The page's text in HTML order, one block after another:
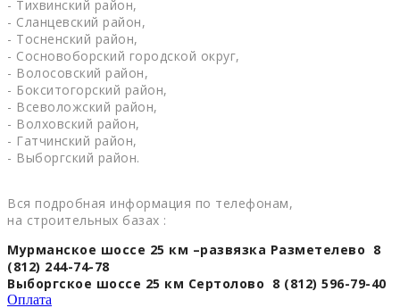
- Тихвинский район,
- Сланцевский район,
- Тосненский район,
- Сосновоборский городской округ,
- Волосовский район,
- Бокситогорский район,
- Всеволожский район,
- Волховский район,
- Гатчинский район,
- Выборгский район.
Вся подробная информация по телефонам,
на строительных базах :
Мурманское шоссе 25 км –развязка Разметелево 8
(812) 244-74-78
Выборгское шоссе 25 км Сертолово 8 (812) 596-79-40
Оплата